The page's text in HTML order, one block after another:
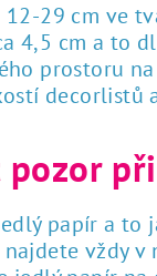
29 cm ve
4,5 cm a to
prostoru
decorlistů
pozor
papír a
vždy